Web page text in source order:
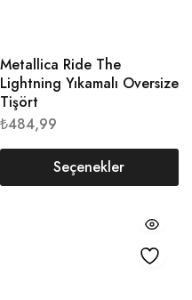
Metallica Ride The
Lightning Yıkamalı Oversize
Tişört
₺484,99
Seçenekler